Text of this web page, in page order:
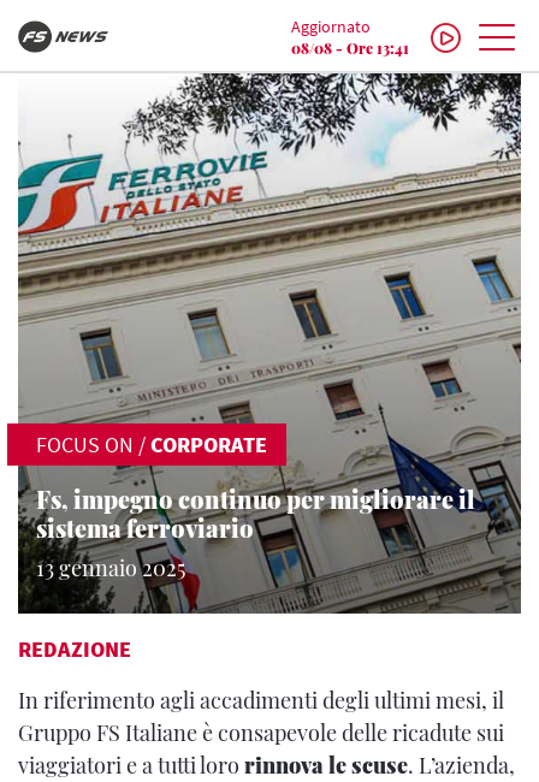
Aggiornato
08/08 - Ore 13:41
FOCUS ON /CORPORATE
Fs, impegno continuo per migliorare il
sistema ferroviario
13 gennaio 2025
REDAZIONE
In riferimento agli accadimenti degli ultimi mesi, il
Gruppo FS Italiane è consapevole delle ricadute sui
viaggiatori e a tutti loro rinnova le scuse. L’azienda,